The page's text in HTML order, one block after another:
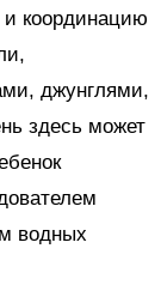
и координацию
джунглями,
здесь может
водных